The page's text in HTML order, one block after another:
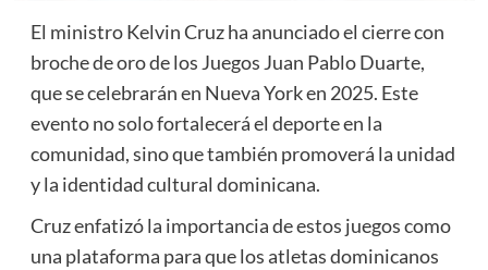
El ministro Kelvin Cruz ha anunciado el cierre con
broche de oro de los Juegos Juan Pablo Duarte,
que se celebrarán en Nueva York en 2025. Este
evento no solo fortalecerá el deporte en la
comunidad, sino que también promoverá la unidad
y la identidad cultural dominicana.
Cruz enfatizó la importancia de estos juegos como
una plataforma para que los atletas dominicanos